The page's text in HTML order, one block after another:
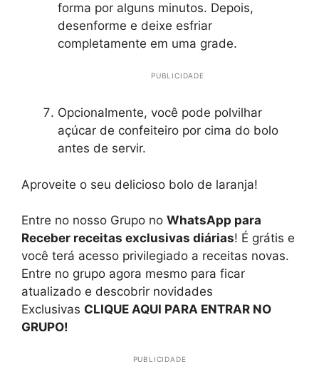
forma por alguns minutos. Depois,
desenforme e deixe esfriar
completamente em uma grade.
PUBLICIDADE
Opcionalmente, você pode polvilhar
açúcar de confeiteiro por cima do bolo
antes de servir.
Aproveite o seu delicioso bolo de laranja!
Entre no nosso Grupo no WhatsApp para
Receber receitas exclusivas diárias! É grátis e
você terá acesso privilegiado a receitas novas.
Entre no grupo agora mesmo para ficar
atualizado e descobrir novidades
Exclusivas CLIQUE AQUI PARA ENTRAR NO
GRUPO!
PUBLICIDADE